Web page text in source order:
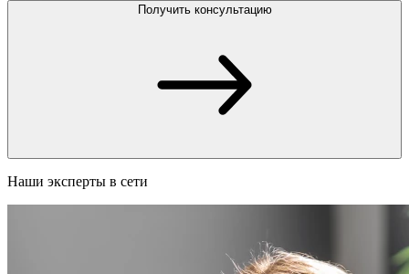
Получить консультацию
Наши эксперты в сети